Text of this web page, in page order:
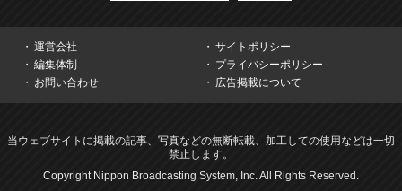
運営会社
サイトポリシー
編集体制
プライバシーポリシー
お問い合わせ
広告掲載について
当ウェブサイトに掲載の記事、写真などの無断転載、加工しての使用などは一切
禁止します。
Copyright Nippon Broadcasting System, Inc. All Rights Reserved.